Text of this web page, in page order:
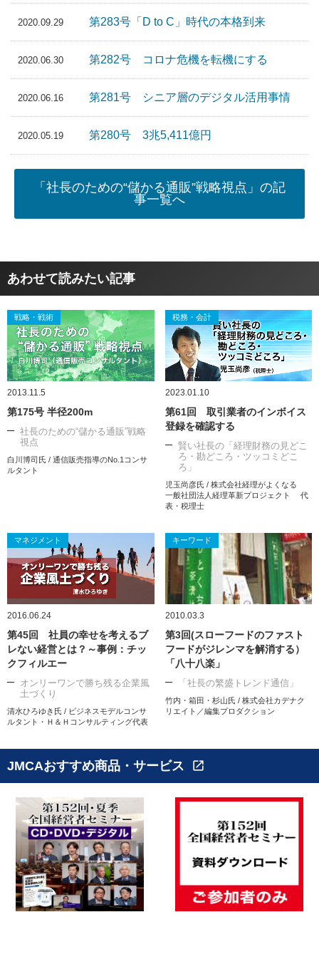
2020.09.29 第283号「D to C」時代の本格到来
2020.06.30 第282号 コロナ危機を転機にする
2020.06.16 第281号 シニア層のデジタル活用事情
2020.05.19 第280号 3兆5,411億円
「社長のための“儲かる通販”戦略視点」の記
事一覧へ
あわせて読みたい記事
戦略・戦術
2013.11.5
第175号 半径200m
社長のための“儲かる通販”戦略
視点
白川博司氏 / 通信販売指導のNo.1コンサ
ルタント
税務・会計
2023.01.10
第61回 取引業者のインボイス
登録を確認する
賢い社長の「経理財務の見どこ
ろ・勘どころ・ツッコミどこ
ろ」
児玉尚彦氏 / 株式会社経理がよくなる
一般社団法人経理革新プロジェクト 代
表・税理士
マネジメント
2016.06.24
第45回 社員の幸せを考えるブ
レない経営とは？～事例：チッ
クフィルエー
オンリーワンで勝ち残る企業風
土づくり
清水ひろゆき氏 / ビジネスモデルコンサ
ルタント・Ｈ＆Ｈコンサルティング代表
キーワード
2010.03.3
第3回(スローフードのファスト
フードがジレンマを解消する）
「八十八楽」
「社長の繁盛トレンド通信」
竹内・箱田・杉山氏 / 株式会社カデナク
リエイト／編集プロダクション
JMCAおすすめ商品・サービス open_in_new